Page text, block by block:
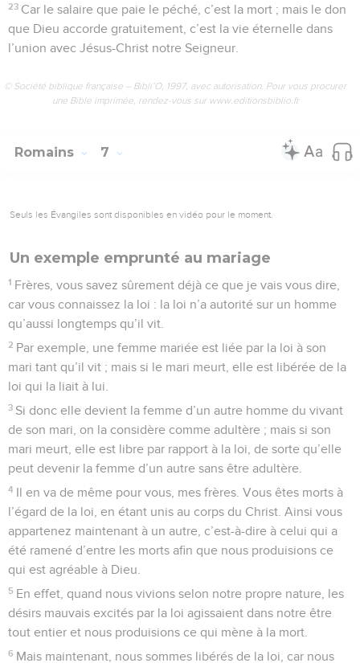
23 Car le salaire que paie le péché, c’est la mort ; mais le don
que Dieu accorde gratuitement, c’est la vie éternelle dans
l’union avec Jésus-Christ notre Seigneur.
© Société biblique française – Bibli’O, 1997, avec autorisation. Pour vous procurer
une Bible imprimée, rendez-vous sur www.editionsbiblio.fr
Romains 7
Seuls les Évangiles sont disponibles en vidéo pour le moment.
Un exemple emprunté au mariage
1 Frères, vous savez sûrement déjà ce que je vais vous dire,
car vous connaissez la loi : la loi n’a autorité sur un homme
qu’aussi longtemps qu’il vit.
2 Par exemple, une femme mariée est liée par la loi à son
mari tant qu’il vit ; mais si le mari meurt, elle est libérée de la
loi qui la liait à lui.
3 Si donc elle devient la femme d’un autre homme du vivant
de son mari, on la considère comme adultère ; mais si son
mari meurt, elle est libre par rapport à la loi, de sorte qu’elle
peut devenir la femme d’un autre sans être adultère.
4 Il en va de même pour vous, mes frères. Vous êtes morts à
l’égard de la loi, en étant unis au corps du Christ. Ainsi vous
appartenez maintenant à un autre, c’est-à-dire à celui qui a
été ramené d’entre les morts afin que nous produisions ce
qui est agréable à Dieu.
5 En effet, quand nous vivions selon notre propre nature, les
désirs mauvais excités par la loi agissaient dans notre être
tout entier et nous produisions ce qui mène à la mort.
6 Mais maintenant, nous sommes libérés de la loi, car nous